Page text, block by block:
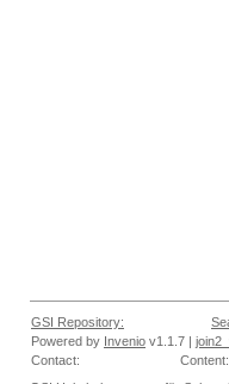
GSI Repository:
Powered by Invenio v1.1.7 |
Contact:
Content: